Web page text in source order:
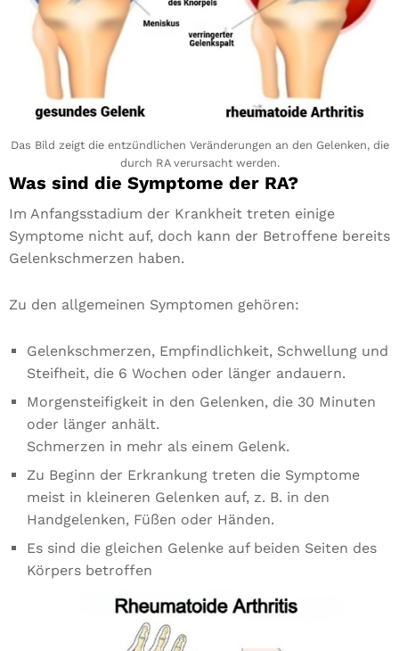
Das Bild zeigt die entzündlichen Veränderungen an den Gelenken, die
durch RA verursacht werden.
Was sind die Symptome der RA?
Im Anfangsstadium der Krankheit treten einige
Symptome nicht auf, doch kann der Betroffene bereits
Gelenkschmerzen haben.
Zu den allgemeinen Symptomen gehören:
Gelenkschmerzen, Empfindlichkeit, Schwellung und
Steifheit, die 6 Wochen oder länger andauern.
Morgensteifigkeit in den Gelenken, die 30 Minuten
oder länger anhält.
Schmerzen in mehr als einem Gelenk.
Zu Beginn der Erkrankung treten die Symptome
meist in kleineren Gelenken auf, z. B. in den
Handgelenken, Füßen oder Händen.
Es sind die gleichen Gelenke auf beiden Seiten des
Körpers betroffen